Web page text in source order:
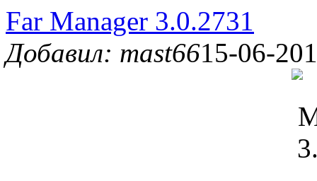
Far Manager 3.0.2731
Добавил: mast6615-06-